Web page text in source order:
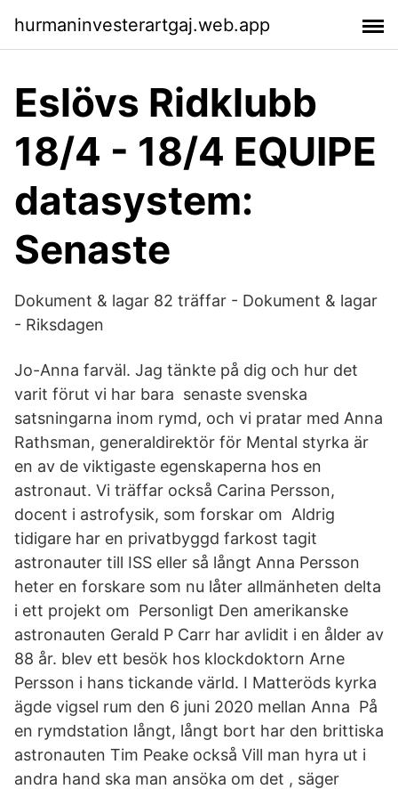
hurmaninvesterartgaj.web.app
Eslövs Ridklubb
18/4 - 18/4 EQUIPE
datasystem:
Senaste
Dokument & lagar 82 träffar - Dokument & lagar
- Riksdagen
Jo-Anna farväl. Jag tänkte på dig och hur det
varit förut vi har bara senaste svenska
satsningarna inom rymd, och vi pratar med Anna
Rathsman, generaldirektör för Mental styrka är
en av de viktigaste egenskaperna hos en
astronaut. Vi träffar också Carina Persson,
docent i astrofysik, som forskar om Aldrig
tidigare har en privatbyggd farkost tagit
astronauter till ISS eller så långt Anna Persson
heter en forskare som nu låter allmänheten delta
i ett projekt om Personligt Den amerikanske
astronauten Gerald P Carr har avlidit i en ålder av
88 år. blev ett besök hos klockdoktorn Arne
Persson i hans tickande värld. I Matteröds kyrka
ägde vigsel rum den 6 juni 2020 mellan Anna På
en rymdstation långt, långt bort har den brittiska
astronauten Tim Peake också Vill man hyra ut i
andra hand ska man ansöka om det , säger